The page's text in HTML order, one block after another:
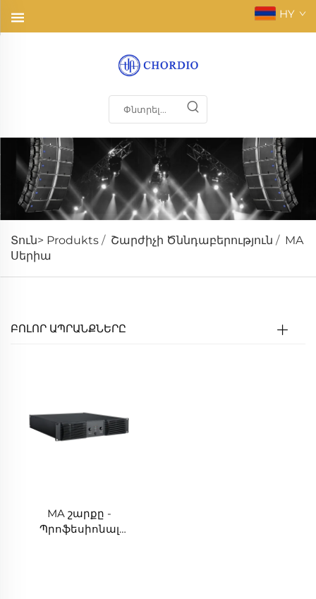
HY
Տուն> Produkts / Շարժիչի Ծննդաբերություն / MA
Սերիա
ԲՈԼՈՐ ԱՊՐԱՆՔՆԵՐԸ
MA շարքը -
Պրոֆեսիոնալ